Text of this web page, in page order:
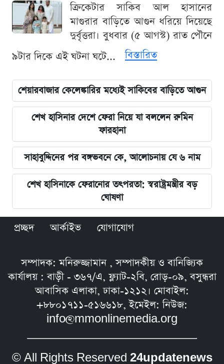
ক্রিকেটার সাকিব আল হাসানের
মাগুরার বাড়িতে আগুন ধরিয়ে দিয়েছে
দুর্বৃত্তরা। বুধবার (৫ আগস্ট) রাত পৌনে
৯টার দিকে এই ঘটনা ঘটে...
বিস্তারিত
শেয়ারবাজার কেলেঙ্কারির মধ্যেই সাকিবের বাড়িতে আগুন
শেখ হাসিনার দেশে ফেরা নিয়ে যা বললেন রুমিন
ফারহানা
সাহাবুদ্দিনের পর বঙ্গভবনে কে, আলোচনায় যে ৬ নাম
শেখ হাসিনাকে ফেরানোর তৎপরতা: স্বরাষ্ট্রমন্ত্রীর বড়
ঘোষণা
প্রচ্ছদ আর্কাইভ যোগাযোগ
সম্পাদক: মনিরুজ্জামান , সম্পাদকীয় ও বানিজ্যিক
কার্যালয় : বাড়ী - ৩৬৭/এ, ফ্ল্যাট-২বি, রোড়-০৯, বসুন্ধরা
আবাসিক এলাকা, ঢাকা-১২১২। মোবাইল:
+৮৮০১৭১১-৫১৬৬১৮, ইমেইল: নিউজ:
info@mmonlinemedia.org
© All Rights Reserved 24updatenews